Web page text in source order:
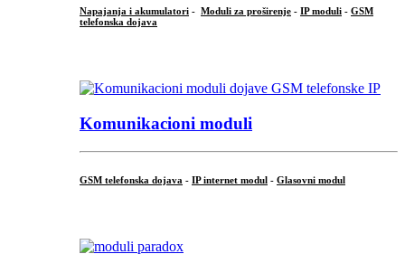
Napajanja i akumulatori - Moduli za proširenje - IP moduli - GSM
telefonska dojava
Komunikacioni moduli
GSM telefonska dojava - IP internet modul - Glasovni modul